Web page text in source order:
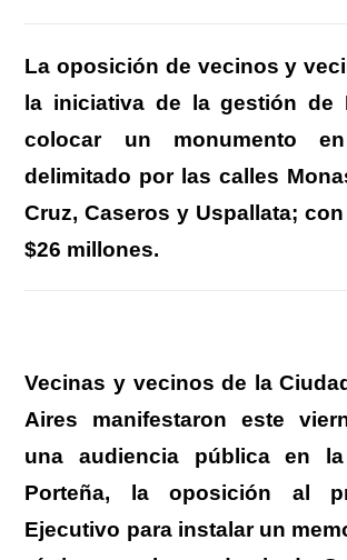
s
A
p
p
e
gr
a
m
e
b
o
o
k
e
n
g
er
sk
y
ail
La oposición de vecinos y
la iniciativa de la gestión de
colocar un monumento
delimitado por las calles
Cruz, Caseros y Uspallata;
$26 millones.
Vecinas y vecinos de la
Aires manifestaron este
una audiencia pública en la
Porteña, la oposición al
Ejecutivo para instalar un